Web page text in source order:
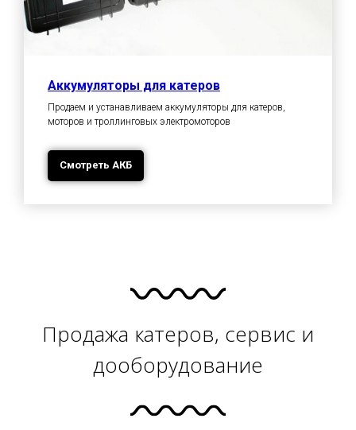
Аккумуляторы для катеров
Продаем и устанавливаем аккумуляторы для катеров,
моторов и троллинговых электромоторов
Смотреть АКБ
Продажа катеров, сервис и
дооборудование